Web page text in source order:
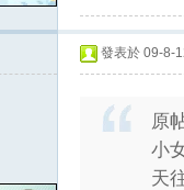
發表於 09-8-
原
小
天